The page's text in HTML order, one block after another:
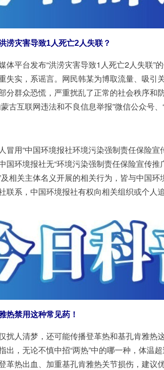
涝灾害导致1人死亡2人失联？
体平台发布“洪涝灾害导致1人死亡2人失联”
失实，系谣言。网民韩某为博取流量、吸引
分群众恐慌，严重扰乱了正常的社会秩序和
古互联网违法和不良信息举报”微信公众号、
冒用“中国环境报社环境污染强制责任保险
国环境报社无“环境污染强制责任保险宣传推
相关主体名义开展的相关行为，皆与中国
联系，中国环境报社有权向相关组织或个人
热禁用这种常见药！
扰人清梦，还可能传播登革热和基孔肯雅热
出，无论不慎中招“两热”中的哪一种，体温
革热出血、加重基孔肯雅热关节损伤，建议